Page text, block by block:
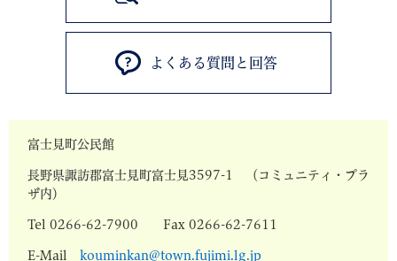
よくある質問と回答
富士見町公民館
長野県諏訪郡富士見町富士見3597-1 （コミュニティ・プラ
ザ内）
Tel 0266-62-7900 Fax 0266-62-7611
E-Mail kouminkan@town.fujimi.lg.jp